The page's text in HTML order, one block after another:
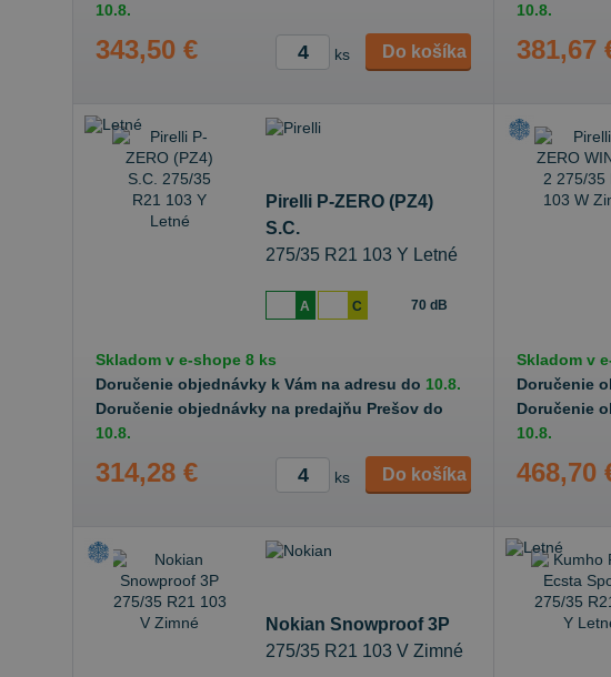
10.8.
343,50 € ks Do košíka
10.8.
381,67
Pirelli P-ZERO (PZ4)
S.C.
275/35 R21 103 Y Letné
A C 70 dB
Skladom v e-shope 8 ks
Doručenie objednávky k Vám na adresu do 10.8.
Doručenie objednávky na predajňu Prešov do
10.8.
314,28 € ks Do košíka
Skladom v
Doručenie
Doručenie
10.8.
468,70
Nokian Snowproof 3P
275/35 R21 103 V Zimné